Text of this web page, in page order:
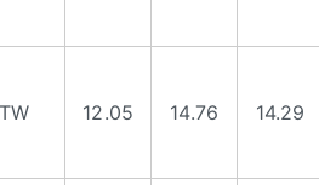
TW 12.05 14.76 14.29